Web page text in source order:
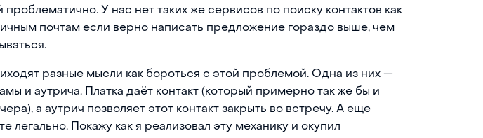
У нас нет таких же сервисов по поиску контактов как
почтам если верно написать предложение гораздо выше, чем
разные мысли как бороться с этой проблемой. Одна из них —
и аутрича. Платка даёт контакт (который примерно так же бы и
а аутрич позволяет этот контакт закрыть во встречу. А еще
легально. Покажу как я реализовал эту механику и окупил